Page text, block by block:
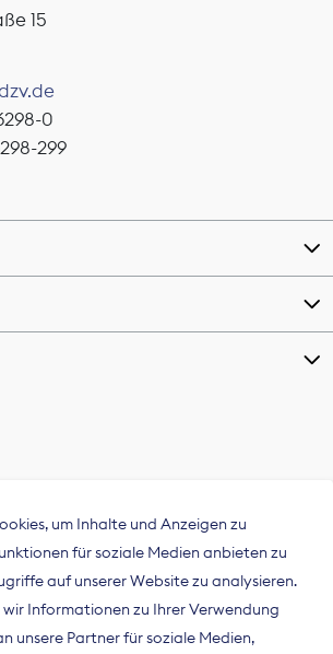
15
0
299
um Inhalte und Anzeigen zu
für soziale Medien anbieten zu
auf unserer Website zu analysieren.
Informationen zu Ihrer Verwendung
unsere Partner für soziale Medien,